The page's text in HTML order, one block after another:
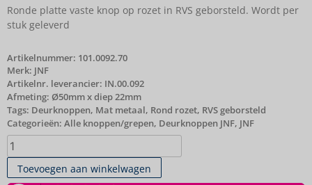
Ronde platte vaste knop op rozet in RVS geborsteld. Wordt per
stuk geleverd
Artikelnummer: 101.0092.70
Merk: JNF
Artikelnr. leverancier: IN.00.092
Afmeting: Ø50mm x diep 22mm
Tags: Deurknoppen, Mat metaal, Rond rozet, RVS geborsteld
Categorieën: Alle knoppen/grepen, Deurknoppen JNF, JNF
Toevoegen aan winkelwagen